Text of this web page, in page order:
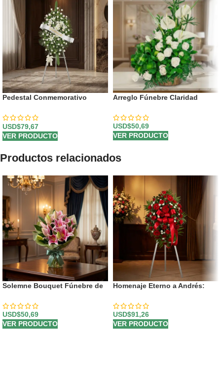
Pedestal Conmemorativo
USD$79,67
VER PRODUCTO
Arreglo Fúnebre Claridad
USD$50,69
VER PRODUCTO
Productos relacionados
Solemne Bouquet Fúnebre de
USD$50,69
VER PRODUCTO
Homenaje Eterno a Andrés:
Personalizado 🕊️
USD$91,26
VER PRODUCTO